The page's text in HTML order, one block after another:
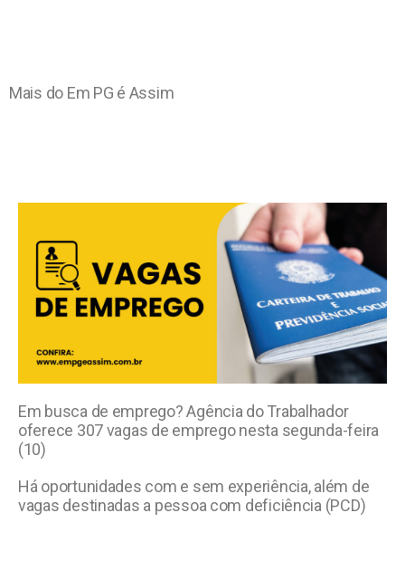
Mais do Em PG é Assim
Em busca de emprego? Agência do Trabalhador
oferece 307 vagas de emprego nesta segunda-feira
(10)
Há oportunidades com e sem experiência, além de
vagas destinadas a pessoa com deficiência (PCD)